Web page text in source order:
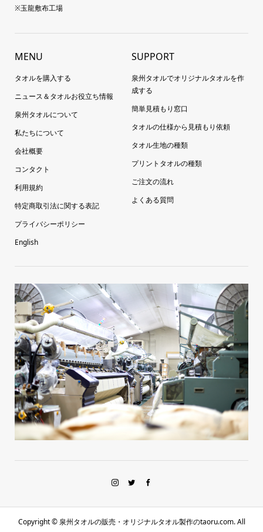
※玉龍敷布工場
MENU
タオルを購入する
ニュース＆タオルお役立ち情報
泉州タオルについて
私たちについて
会社概要
コンタクト
利用規約
特定商取引法に関する表記
プライバシーポリシー
English
SUPPORT
泉州タオルでオリジナルタオルを作
成する
簡単見積もり窓口
タオルの仕様から見積もり依頼
タオル生地の種類
プリントタオルの種類
ご注文の流れ
よくある質問
Copyright ©泉州タオルの販売・オリジナルタオル製作のtaoru.com. All